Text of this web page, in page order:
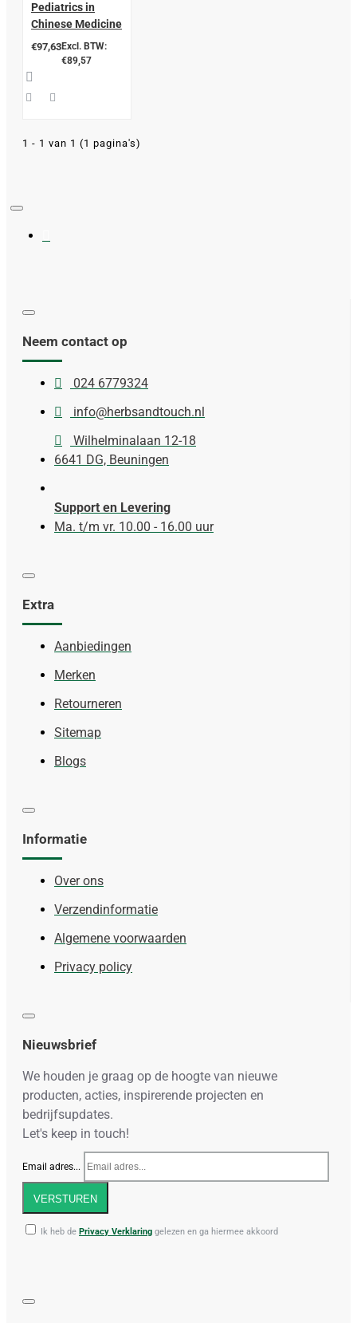
Pediatrics in
Chinese Medicine
€97,63Excl. BTW:
€89,57
1 - 1 van 1 (1 pagina's)
Neem contact op
024 6779324
info@herbsandtouch.nl
Wilhelminalaan 12-18
6641 DG, Beuningen
Support en Levering
Ma. t/m vr. 10.00 - 16.00 uur
Extra
Aanbiedingen
Merken
Retourneren
Sitemap
Blogs
Informatie
Over ons
Verzendinformatie
Algemene voorwaarden
Privacy policy
Nieuwsbrief
We houden je graag op de hoogte van nieuwe
producten, acties, inspirerende projecten en
bedrijfsupdates.
Let's keep in touch!
Email adres...
VERSTUREN
Ik heb de Privacy Verklaring gelezen en ga hiermee akkoord